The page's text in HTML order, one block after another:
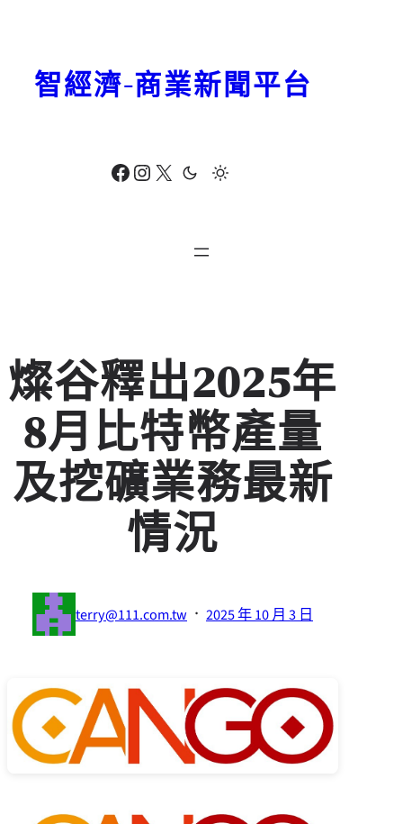
Facebook Instagram X
智經濟-商業新聞平台
燦谷釋出2025年
8月比特幣產量
及挖礦業務最新
情況
terry@111.com.tw · 2025 年 10 月 3 日